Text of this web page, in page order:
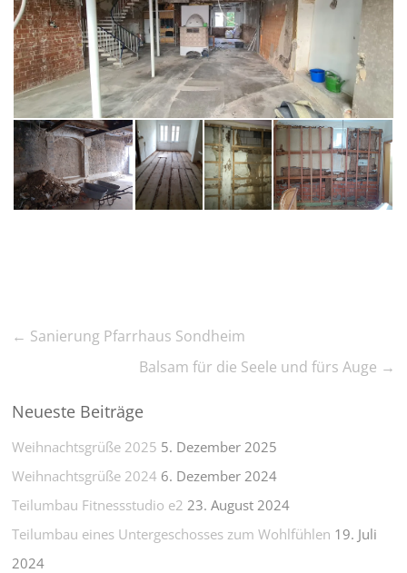
← Sanierung Pfarrhaus Sondheim
Balsam für die Seele und fürs Auge →
Neueste Beiträge
Weihnachtsgrüße 2025 5. Dezember 2025
Weihnachtsgrüße 2024 6. Dezember 2024
Teilumbau Fitnessstudio e2 23. August 2024
Teilumbau eines Untergeschosses zum Wohlfühlen 19. Juli
2024